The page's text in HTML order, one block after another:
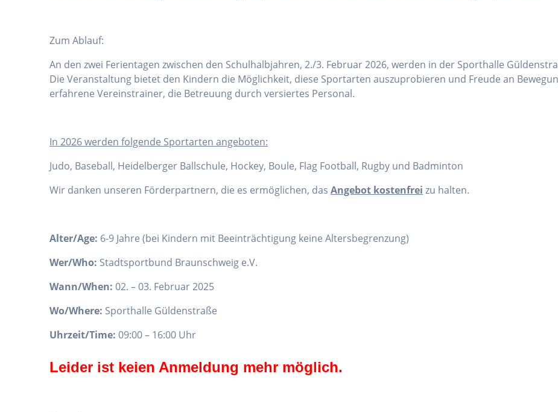
Zum Ablauf:
An den zwei Ferientagen zwischen den Schulhalbjahren, 2./3. Februar 2026, werden in der Sporthalle
Die Veranstaltung bietet den Kindern die Möglichkeit, diese Sportarten auszuprobieren und Freude an
erfahrene Vereinstrainer, die Betreuung durch versiertes Personal.
In 2026 werden folgende Sportarten angeboten:
Judo, Baseball, Heidelberger Ballschule, Hockey, Boule, Flag Football, Rugby und Badminton
Wir danken unseren Förderpartnern, die es ermöglichen, dasAngebot kostenfrei zu halten.
Alter/Age: 6-9 Jahre (bei Kindern mit Beeinträchtigung keine Altersbegrenzung)
Wer/Who: Stadtsportbund Braunschweig e.V.
Wann/When:02. – 03. Februar 2025
Wo/Where: Sporthalle Güldenstraße
Uhrzeit/Time:09:00 – 16:00 Uhr
Leider ist keien Anmeldung mehr möglich.